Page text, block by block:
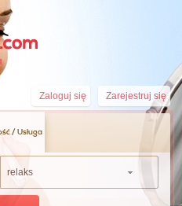
Zarejestruj się
Zaloguj się
/ Usługa
relaks